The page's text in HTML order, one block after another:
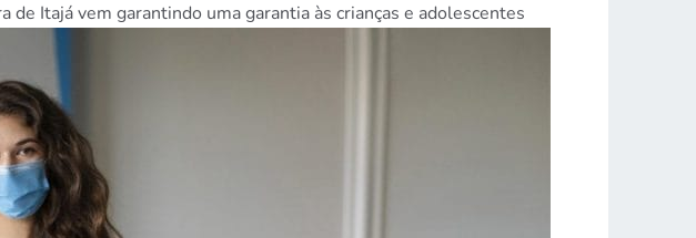
Itajá vem garantindo uma garantia às crianças e adolescentes